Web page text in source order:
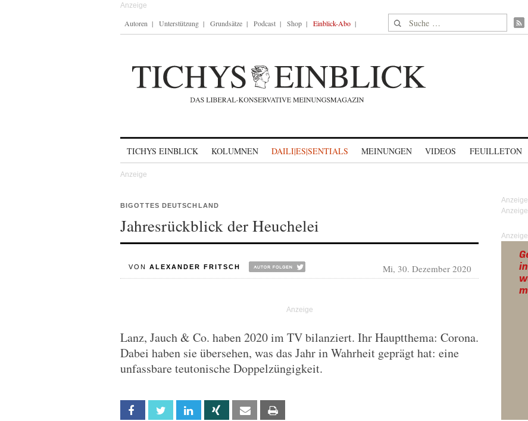
Autoren Unterstützung Grundsätze Podcast Shop Einblick-Abo Suche nach:
TICHYS EINBLICK KOLUMNEN DAILI|ES|SENTIALS MEINUNGEN VIDEOS FEUILLETON
BIGOTTES DEUTSCHLAND
Jahresrückblick der Heuchelei
VON ALEXANDER FRITSCH Mi, 30. Dezember 2020
Lanz, Jauch & Co. haben 2020 im TV bilanziert. Ihr Hauptthema: Corona.
Dabei haben sie übersehen, was das Jahr in Wahrheit geprägt hat: eine
unfassbare teutonische Doppelzüngigkeit.
Facebook Twitter Linkedin Xing Email
Anzeige